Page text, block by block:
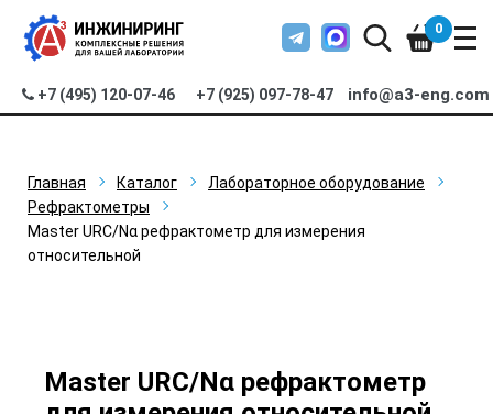
+7 (495) 120-07-46 +7 (925) 097-78-47 info@a3-eng.com
0
Главная Каталог
Лабораторное оборудование
Рефрактометры
Master URC/Nα рефрактометр для измерения
относительной
Master URC/Nα рефрактометр